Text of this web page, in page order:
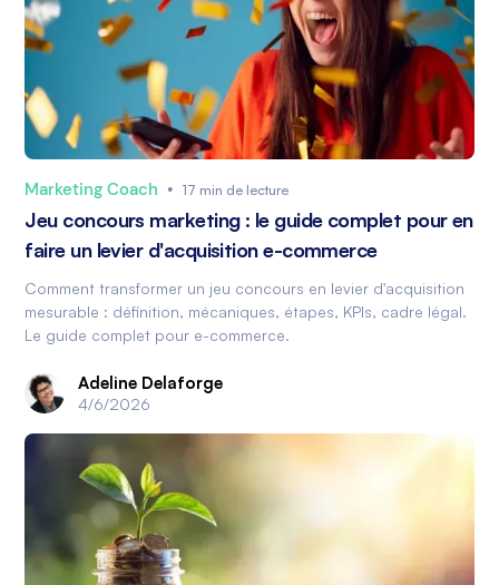
Marketing Coach • 17 min de lecture
Jeu concours marketing : le guide complet pour en
faire un levier d'acquisition e-commerce
Comment transformer un jeu concours en levier d'acquisition
mesurable : définition, mécaniques, étapes, KPIs, cadre légal.
Le guide complet pour e-commerce.
Adeline Delaforge
4/6/2026